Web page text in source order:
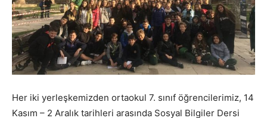
Her iki yerleşkemizden ortaokul 7. sınıf öğrencilerimiz, 14
Kasım – 2 Aralık tarihleri arasında Sosyal Bilgiler Dersi